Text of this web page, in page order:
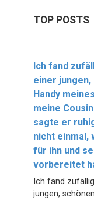
TOP POSTS
Ich fand
einer jungen,
Handy
meine
sagte er
nicht einmal,
für ihn und
vorbereitet
Ich fand
jungen,